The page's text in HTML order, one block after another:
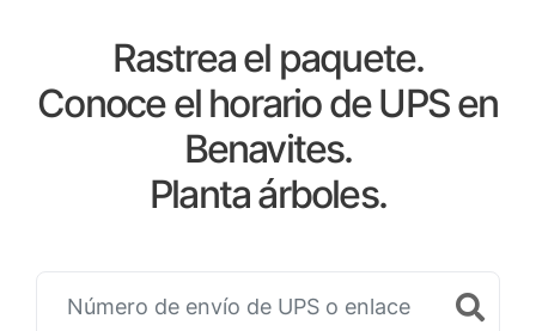
Rastrea el paquete.
Conoce el horario de UPS en
Benavites.
Planta árboles.